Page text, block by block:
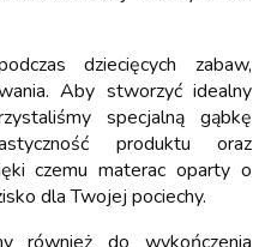
dziecięcych zabaw,
Aby stworzyć idealny
specjalną gąbkę
produktu oraz
czemu materac oparty o
dla Twojej pociechy.